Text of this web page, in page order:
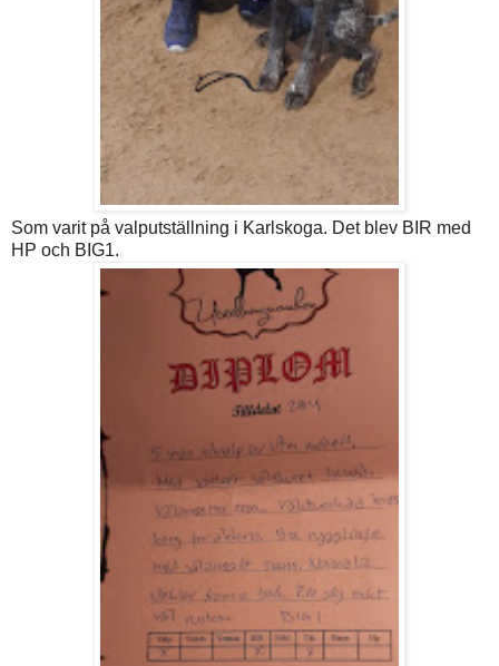
Som varit på valputställning i Karlskoga. Det blev BIR med
HP och BIG1.